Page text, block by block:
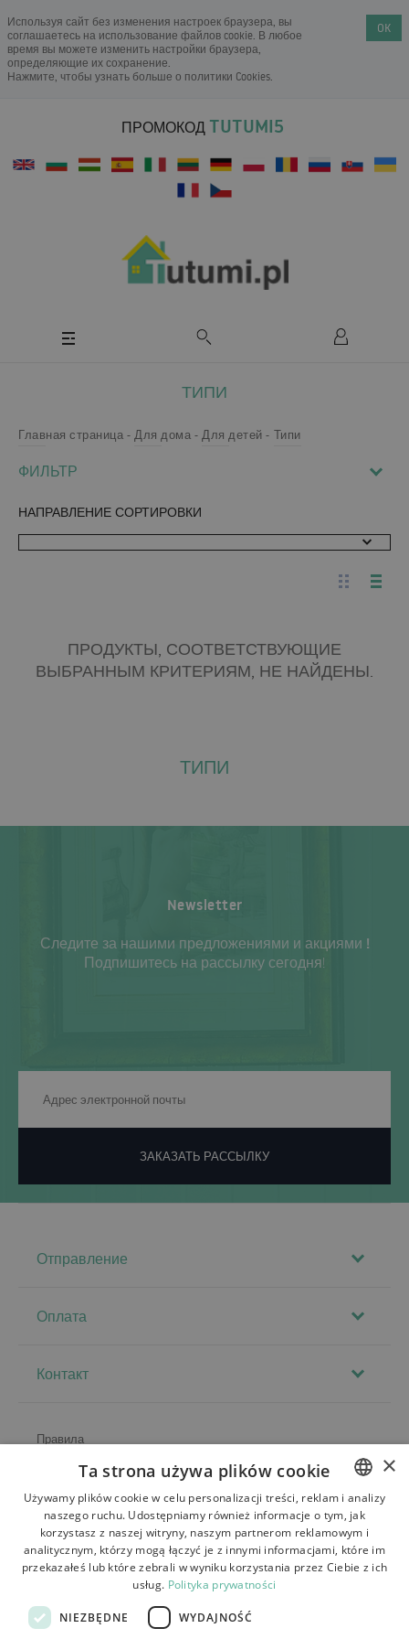
Используя сайт без изменения настроек браузера, вы
соглашаетесь на использование файлов cookie. В любое
время вы можете изменить настройки браузера,
определяющие их сохранение.
Нажмите, чтобы узнать больше о политики Cookies.
OK
ПРОМОКОД TUTUMI5
ТИПИ
Главная страница Для дома Для детей Типи
ФИЛЬТР
НАПРАВЛЕНИЕ СОРТИРОВКИ
ПРОДУКТЫ, СООТВЕТСТВУЮЩИЕ
ВЫБРАННЫМ КРИТЕРИЯМ, НЕ НАЙДЕНЫ.
ТИПИ
Newsletter
Следите за нашими предложениями и акциями !
Подпишитесь на рассылку сегодня!
ЗАКАЗАТЬ РАССЫЛКУ
Отправление
Оплата
Контакт
Правила
О магазине
Доставка
Возврат и жалобы
Контакт
POLISH
BULGARIAN
×
Ta strona używa plików cookie
Używamy plików cookie w celu personalizacji treści, reklam i analizy
naszego ruchu. Udostępniamy również informacje o tym, jak
korzystasz z naszej witryny, naszym partnerom reklamowym i
analitycznym, którzy mogą łączyć je z innymi informacjami, które im
przekazałeś lub które zebrali w wyniku korzystania przez Ciebie z ich
usług. Polityka prywatności
NIEZBĘDNE WYDAJNOŚĆ